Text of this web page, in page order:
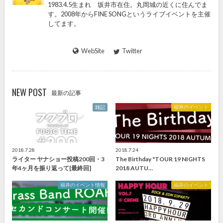
1983.4.5生まれ 坂井市在住。丸岡城の近くに住んでま
す。2008年からFINE SONGというライブイベントを主催
してます。
WebSite Twitter
NEW POST 最新の記事
雑記
2018.7.28
ライター ヤナショー投稿200回・3
年4ヶ月を振り返って[最終回]
福井のイベント
2018.7.24
The Birthday "TOUR 19 NIGHTS
2018 AUTU…
福井のイベント情報 福井のイベント